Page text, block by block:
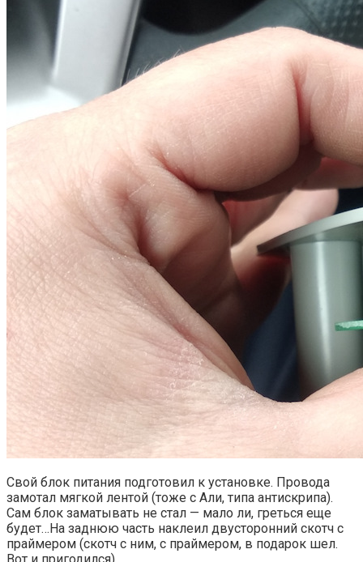
Свой блок питания подготовил к установке. Провода
замотал мягкой лентой (тоже с Али, типа антискрипа).
Сам блок заматывать не стал — мало ли, греться еще
будет…На заднюю часть наклеил двусторонний скотч с
праймером (скотч с ним, с праймером, в подарок шел.
Вот и пригодился).